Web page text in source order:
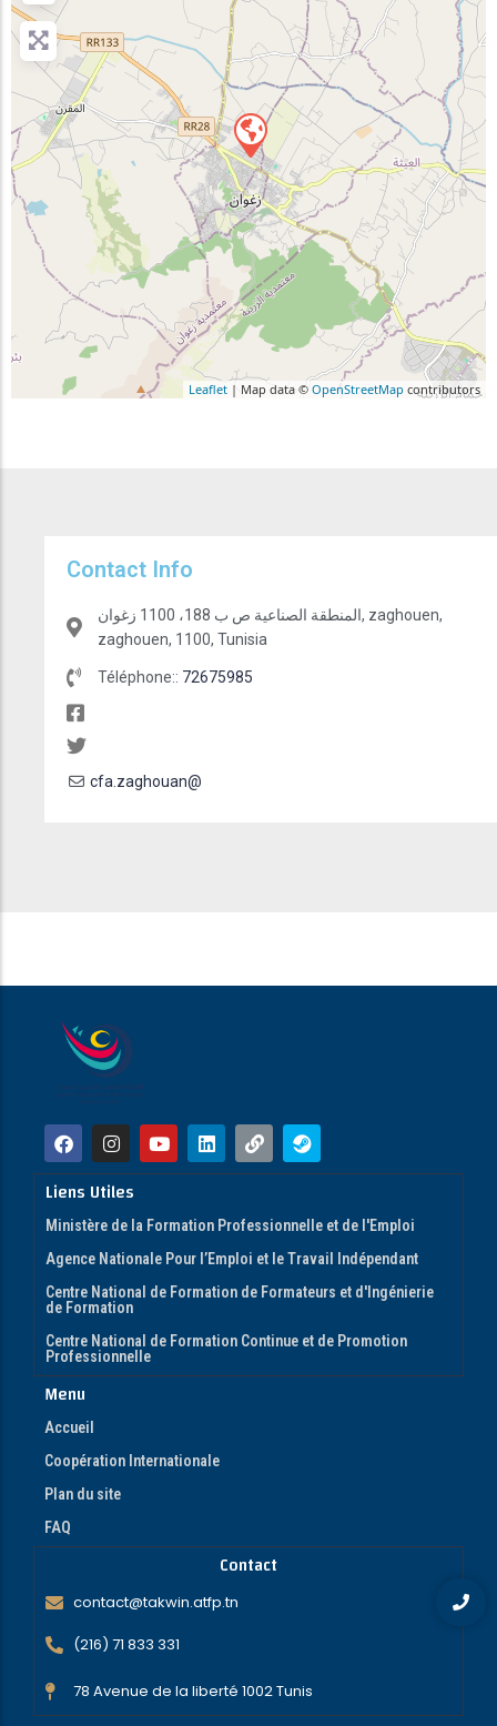
Leaflet | Map data © OpenStreetMap contributors
Contact Info
المنطقة الصناعية ص ب 188، 1100 زغوان, zaghouen,
zaghouen, 1100, Tunisia
Téléphone:: 72675985
cfa.zaghouan@
Liens Utiles
Ministère de la Formation Professionnelle et de l'Emploi
Agence Nationale Pour l’Emploi et le Travail Indépendant
Centre National de Formation de Formateurs et d'Ingénierie
de Formation
Centre National de Formation Continue et de Promotion
Professionnelle
Menu
Accueil
Coopération Internationale
Plan du site
FAQ
Contact
contact@takwin.atfp.tn
(216) 71 833 331
78 Avenue de la liberté 1002 Tunis